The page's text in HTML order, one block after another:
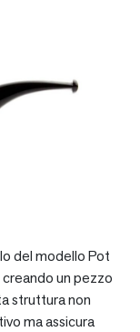
del modello Pot
un pezzo
struttura non
ma assicura